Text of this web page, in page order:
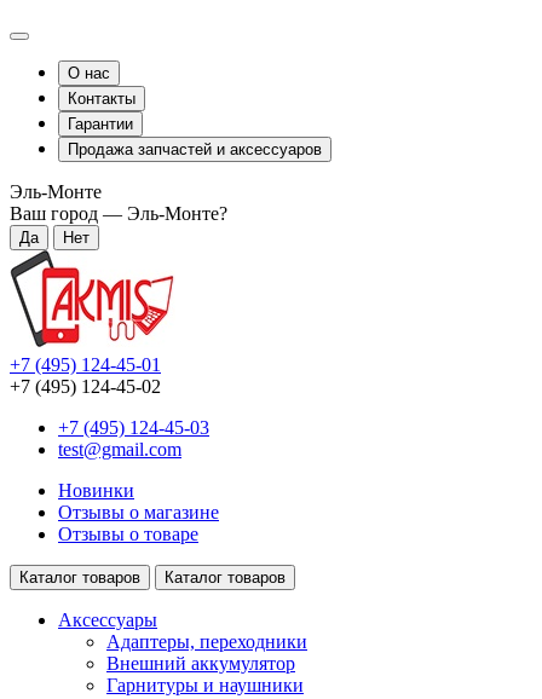
О нас
Контакты
Гарантии
Продажа запчастей и аксессуаров
Эль-Монте
Ваш город — Эль-Монте?
+7 (495) 124-45-01
+7 (495) 124-45-02
+7 (495) 124-45-03
test@gmail.com
Новинки
Отзывы о магазине
Отзывы о товаре
Каталог товаров Каталог товаров
Аксессуары
Адаптеры, переходники
Внешний аккумулятор
Гарнитуры и наушники